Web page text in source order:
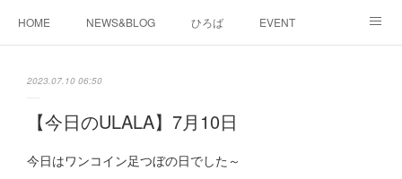
HOME NEWS&BLOG ひろば EVENT
2023.07.10 06:50
【今日のULALA】7月10日
今日はワンコイン足つぼの日でした～